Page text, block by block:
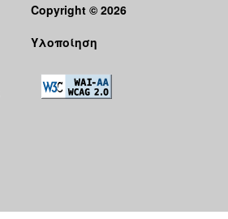
Copyright © 2026
Υλοποίηση